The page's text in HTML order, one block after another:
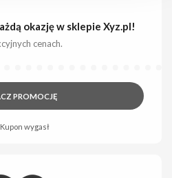
okazję w sklepie Xyz.pl!
cenach.
PROMOCJĘ
Kupon wygasł